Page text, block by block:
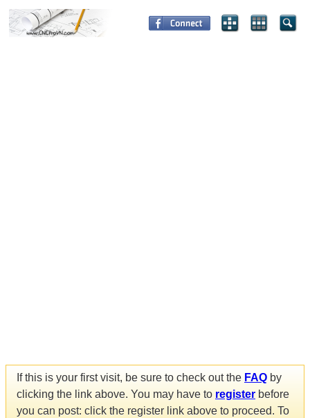
If this is your first visit, be sure to check out the FAQ by
clicking the link above. You may have to register before
you can post: click the register link above to proceed. To